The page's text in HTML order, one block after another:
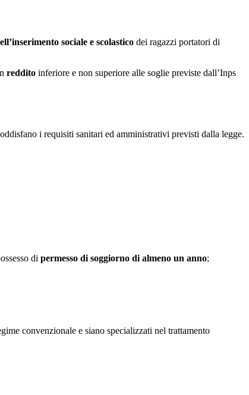
sociale e scolastico dei ragazzi portatori di
reddito inferiore e non superiore alle soglie previste dall’Inps
i requisiti sanitari ed amministrativi previsti dalla legge.
di permesso di soggiorno di almeno un anno;
convenzionale e siano specializzati nel trattamento